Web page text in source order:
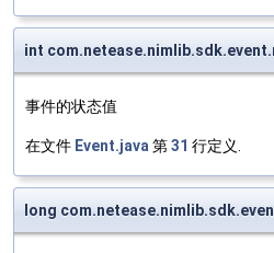
int
事件的状态值
在文件 Event.java 第31 行定义.
long